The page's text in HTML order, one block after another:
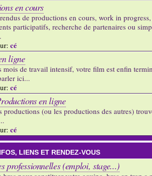
en cours
de productions en cours, work in
participatifs, recherche de partenaires ou
cé
ligne
mois de travail intensif, votre film est enfin
ici...
cé
en ligne
productions (ou les productions des autres)
cé
LIENS ET RENDEZ-VOUS
professionnelles (emploi, stage...)